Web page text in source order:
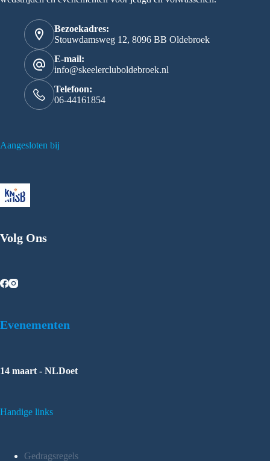
Bezoekadres:
Stouwdamsweg 12, 8096 BB Oldebroek
E-mail:
info@skeelercluboldebroek.nl
Telefoon:
06-44161854
Aangesloten bij
Volg Ons
Evenementen
14 maart - NLDoet
Handige links
Gedragsregels